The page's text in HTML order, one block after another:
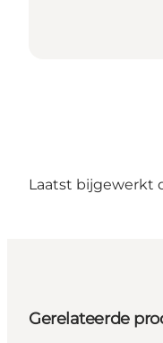
Laatst bijgewerkt
Gerelateerde